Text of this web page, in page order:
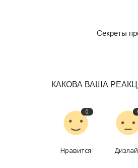
Секреты
КАКОВА ВАША
0
Нравится